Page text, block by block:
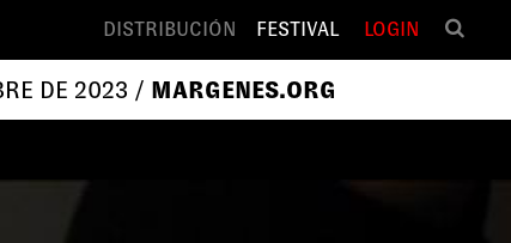
DISTRIBUCIÓN FESTIVAL LOGIN
DE 2023 / MARGENES.ORG